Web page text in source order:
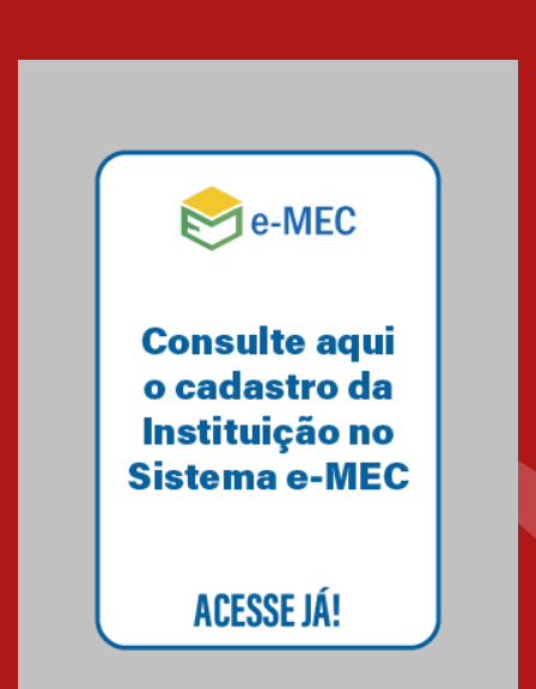
Blessing Kids 2026
23.03.2026
Amigos do IPCB
24.03.2026